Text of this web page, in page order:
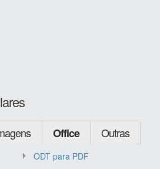
Office Outras
ODT para PDF